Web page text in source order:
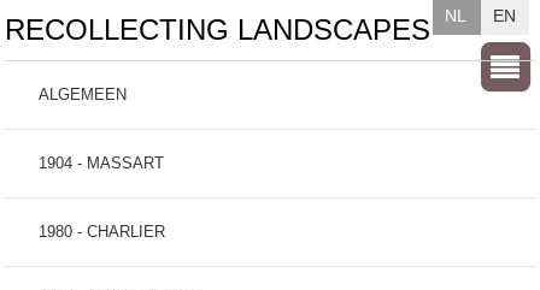
EN
NL
RECOLLECTING LANDSCAPES
ALGEMEEN
1904 - MASSART
1980 - CHARLIER